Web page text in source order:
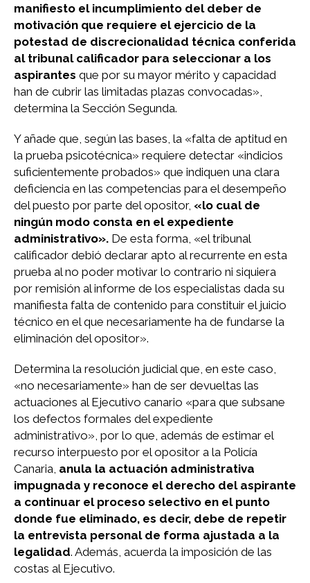
manifiesto el incumplimiento del deber de
motivación que requiere el ejercicio de la
potestad de discrecionalidad técnica conferida
al tribunal calificador para seleccionar a los
aspirantes que por su mayor mérito y capacidad
han de cubrir las limitadas plazas convocadas»,
determina la Sección Segunda.
Y añade que, según las bases, la «falta de aptitud en
la prueba psicotécnica» requiere detectar «indicios
suficientemente probados» que indiquen una clara
deficiencia en las competencias para el desempeño
del puesto por parte del opositor, «lo cual de
ningún modo consta en el expediente
administrativo». De esta forma, «el tribunal
calificador debió declarar apto al recurrente en esta
prueba al no poder motivar lo contrario ni siquiera
por remisión al informe de los especialistas dada su
manifiesta falta de contenido para constituir el juicio
técnico en el que necesariamente ha de fundarse la
eliminación del opositor».
Determina la resolución judicial que, en este caso,
«no necesariamente» han de ser devueltas las
actuaciones al Ejecutivo canario «para que subsane
los defectos formales del expediente
administrativo», por lo que, además de estimar el
recurso interpuesto por el opositor a la Policía
Canaria, anula la actuación administrativa
impugnada y reconoce el derecho del aspirante
a continuar el proceso selectivo en el punto
donde fue eliminado, es decir, debe de repetir
la entrevista personal de forma ajustada a la
legalidad. Además, acuerda la imposición de las
costas al Ejecutivo.